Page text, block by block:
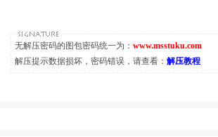
无解压密码的图包密码统一为： www.msstuku.com
解压提示数据损坏，密码错误，请查看： 解压教程